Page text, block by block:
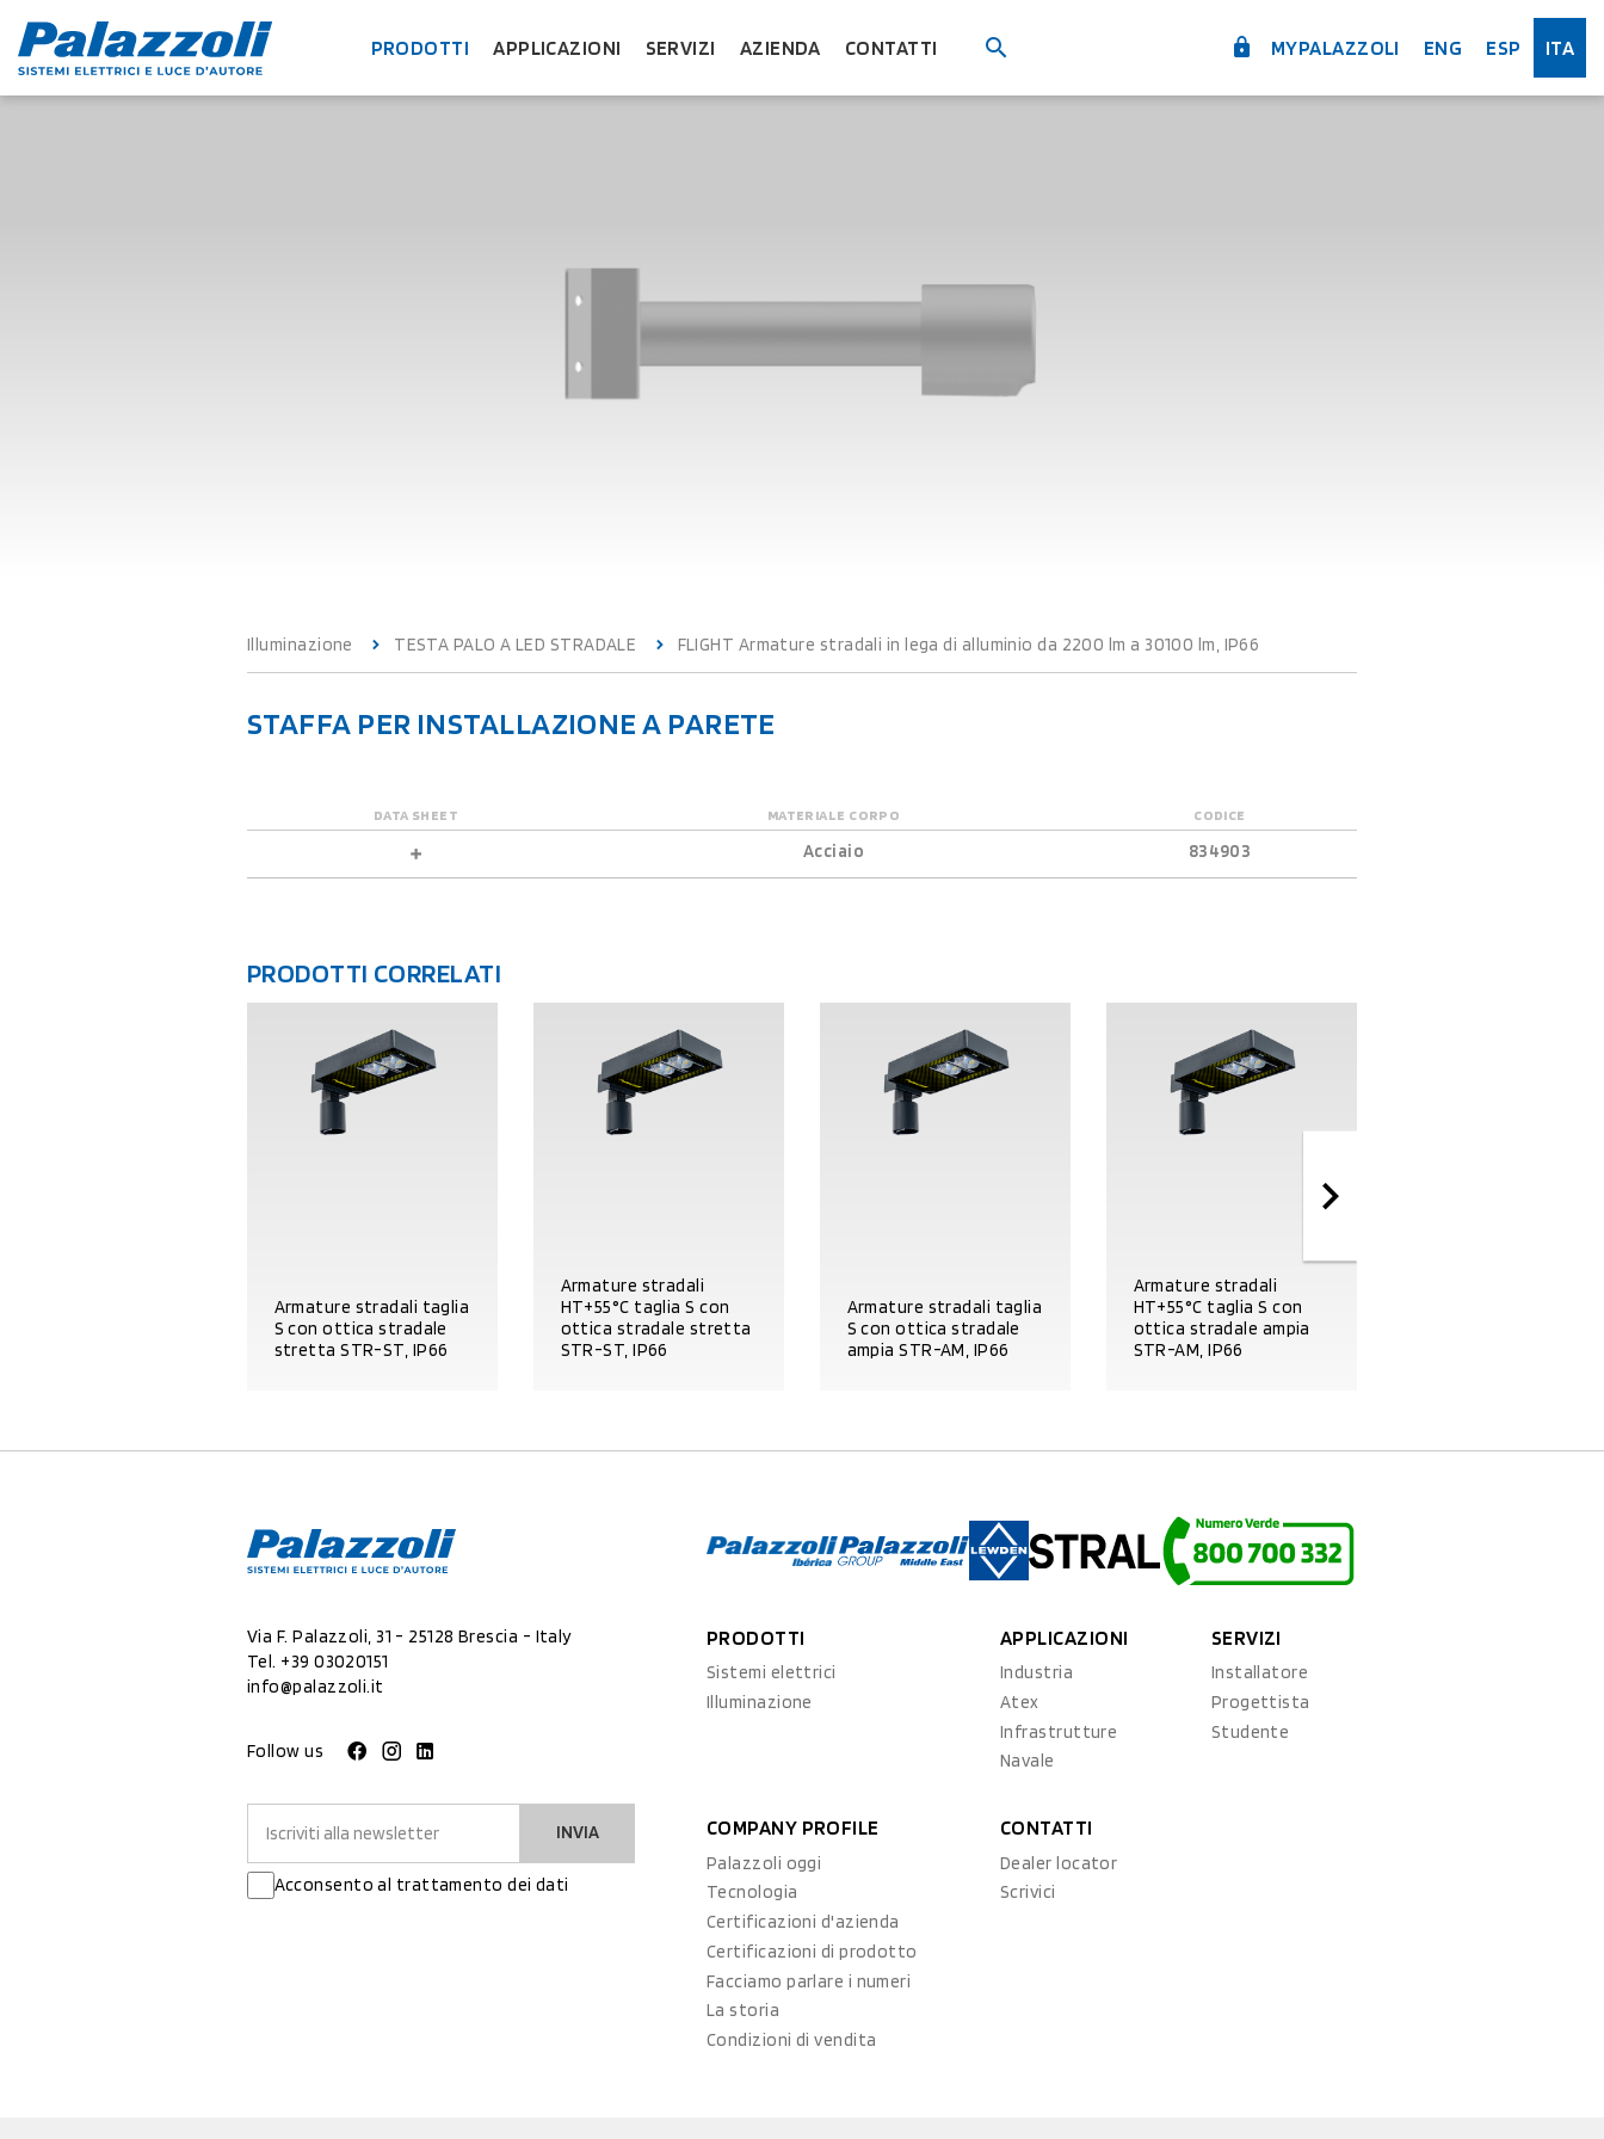
PRODOTTI APPLICAZIONI SERVIZI AZIENDA CONTATTI MYPALAZZOLI ENG ESP ITA
Illuminazione TESTA PALO A LED STRADALE FLIGHT Armature stradali in lega di alluminio da 2200 lm a 30100 lm, IP66
STAFFA PER INSTALLAZIONE A PARETE
DATA SHEET MATERIALE CORPO CODICE
Acciaio 834903
PRODOTTI CORRELATI
Armature stradali taglia
S con ottica stradale
stretta STR-ST, IP66
Armature stradali
HT+55°C taglia S con
ottica stradale stretta
STR-ST, IP66
Armature stradali taglia
S con ottica stradale
ampia STR-AM, IP66
Armature stradali
HT+55°C taglia S con
ottica stradale ampia
STR-AM, IP66
Via F. Palazzoli, 31 - 25128 Brescia - Italy
Tel. +39 03020151
info@palazzoli.it
Follow us
INVIA
Acconsento al trattamento dei dati
PRODOTTI
Sistemi elettrici
Illuminazione
APPLICAZIONI
Industria
Atex
Infrastrutture
Navale
SERVIZI
Installatore
Progettista
Studente
COMPANY PROFILE
Palazzoli oggi
Tecnologia
Certificazioni d'azienda
Certificazioni di prodotto
Facciamo parlare i numeri
La storia
Condizioni di vendita
CONTATTI
Dealer locator
Scrivici